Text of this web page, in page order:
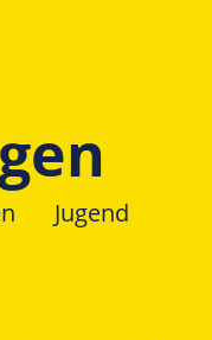
Jugend